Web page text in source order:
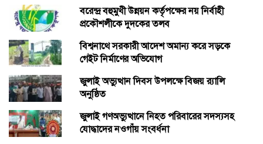
বরেন্দ্র বহুমুখী উন্নয়ন কর্তৃপক্ষের নয় নির্বাহী
প্রকৌশলীকে দুদকের তলব
বিশ্বনাথে সরকারী আদেশ অমান্য করে সড়কে
গেইট নির্মাণের অভিযোগ
জুলাই অভ্যুত্থান দিবস উপলক্ষে বিজয় র‍্যালি
অনুষ্ঠিত
জুলাই গণঅভ্যুত্থানে নিহত পরিবারের সদস্যসহ
যোদ্ধাদের নওগাঁয় সংবর্ধনা